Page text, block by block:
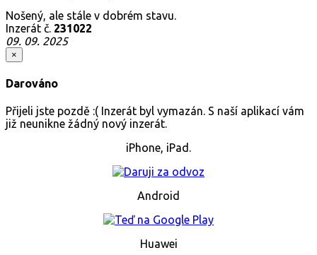
Nošený, ale stále v dobrém stavu.
Inzerát č. 231022
09. 09. 2025
×
Darováno
Přijeli jste pozdě :( Inzerát byl vymazán. S naší aplikací vám
již neunikne žádný nový inzerát.
iPhone, iPad.
Android
Huawei